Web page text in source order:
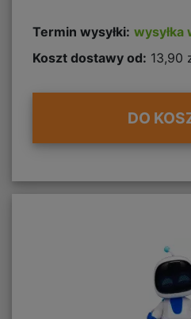
Termin wysyłki: wysyłka
Koszt dostawy od: 13,90
DO